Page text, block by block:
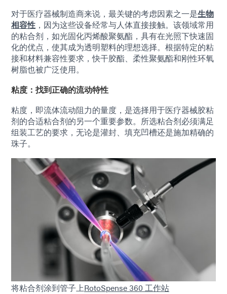
对于医疗器械制造商来说，最关键的考虑因素之一是生物
相容性 ，因为这些设备经常与人体直接接触。该领域常用
的粘合剂，如光固化丙烯酸聚氨酯，具有在光照下快速固
化的优点，使其成为透明塑料的理想选择。根据特定的粘
接和材料兼容性要求，快干胶酯、柔性聚氨酯和刚性环氧
树脂也被广泛使用。
粘度：找到正确的流动特性
粘度，即流体流动阻力的量度，是选择用于医疗器械胶粘
剂的合适粘合剂的另一个重要参数。所选粘合剂必须满足
组装工艺的要求，无论是灌封、填充凹槽还是施加精确的
珠子。
将粘合剂涂到管子上RotoSpense 360​​ 工作站